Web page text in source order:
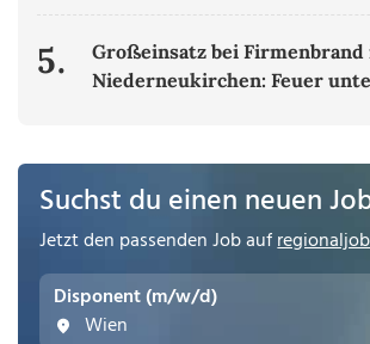
5.
Großeinsatz bei Firmenbrand
Niederneukirchen: Feuer
Suchst du einen neuen
Jetzt den passenden Job auf
Disponent (m/w/d)
Wien